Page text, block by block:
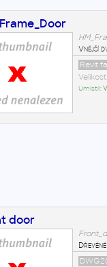
Vnější
Revit
Velikost
Umístil:
door